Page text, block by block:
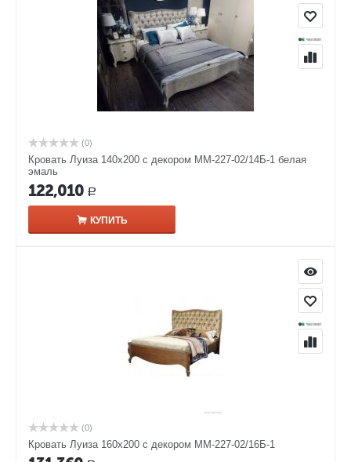
(0)
Кровать Луиза 140х200 с декором ММ-227-02/14Б-1 белая
эмаль
122,010 Р
КУПИТЬ
(0)
Кровать Луиза 160х200 с декором ММ-227-02/16Б-1